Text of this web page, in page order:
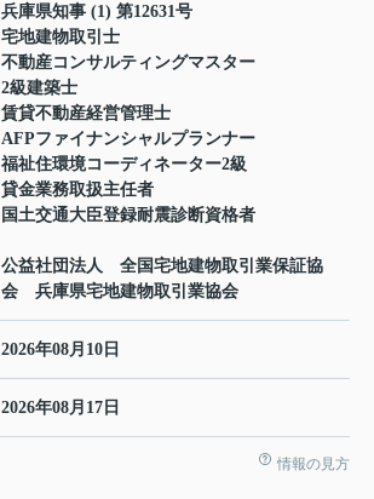
兵庫県知事 (1) 第12631号
宅地建物取引士
不動産コンサルティングマスター
2級建築士
賃貸不動産経営管理士
AFPファイナンシャルプランナー
福祉住環境コーディネーター2級
貸金業務取扱主任者
国土交通大臣登録耐震診断資格者
公益社団法人 全国宅地建物取引業保証協
会 兵庫県宅地建物取引業協会
2026年08月10日
2026年08月17日
情報の見方